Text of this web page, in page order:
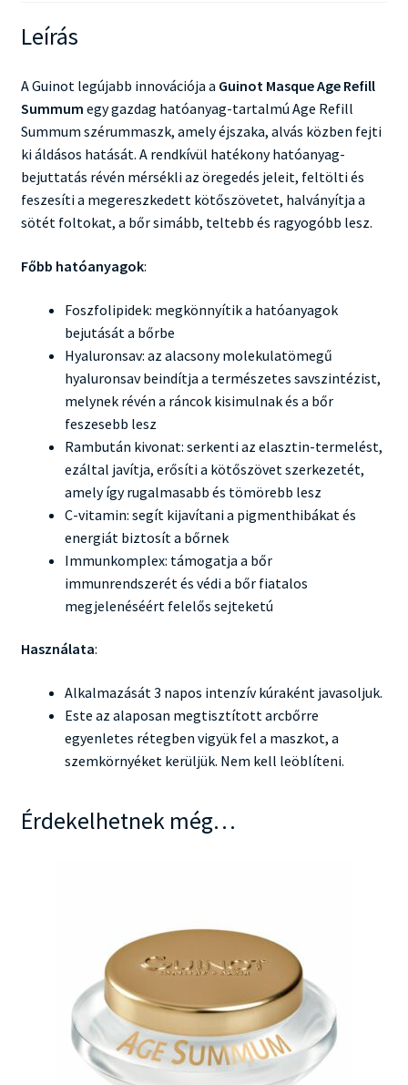
Leírás
A Guinot legújabb innovációja a Guinot Masque Age Refill
Summum egy gazdag hatóanyag-tartalmú Age Refill
Summum szérummaszk, amely éjszaka, alvás közben fejti
ki áldásos hatását. A rendkívül hatékony hatóanyag-
bejuttatás révén mérsékli az öregedés jeleit, feltölti és
feszesíti a megereszkedett kötőszövetet, halványítja a
sötét foltokat, a bőr simább, teltebb és ragyogóbb lesz.
Főbb hatóanyagok:
Foszfolipidek: megkönnyítik a hatóanyagok
bejutását a bőrbe
Hyaluronsav: az alacsony molekulatömegű
hyaluronsav beindítja a természetes savszintézist,
melynek révén a ráncok kisimulnak és a bőr
feszesebb lesz
Rambután kivonat: serkenti az elasztin-termelést,
ezáltal javítja, erősíti a kötőszövet szerkezetét,
amely így rugalmasabb és tömörebb lesz
C-vitamin: segít kijavítani a pigmenthibákat és
energiát biztosít a bőrnek
Immunkomplex: támogatja a bőr
immunrendszerét és védi a bőr fiatalos
megjelenéséért felelős sejteketú
Használata:
Alkalmazását 3 napos intenzív kúraként javasoljuk.
Este az alaposan megtisztított arcbőrre
egyenletes rétegben vigyük fel a maszkot, a
szemkörnyéket kerüljük. Nem kell leöblíteni.
Érdekelhetnek még…